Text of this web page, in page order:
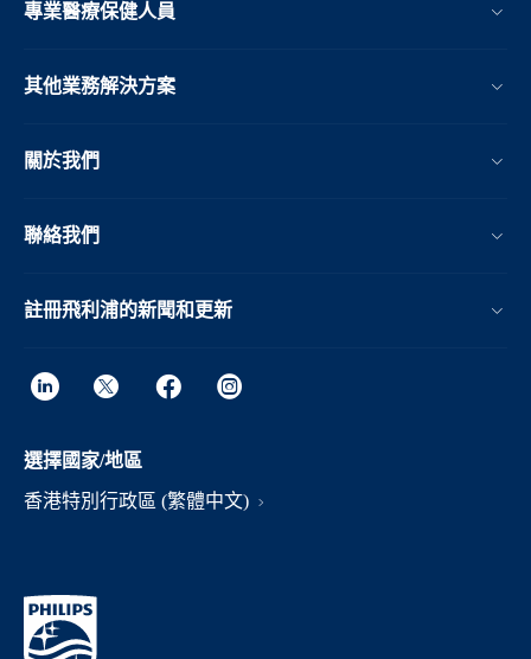
專業醫療保健人員
其他業務解決方案​
關於我們
聯絡我們
註冊飛利浦的新聞和更新
選擇國家/地區
香港特別行政區 (繁體中文)